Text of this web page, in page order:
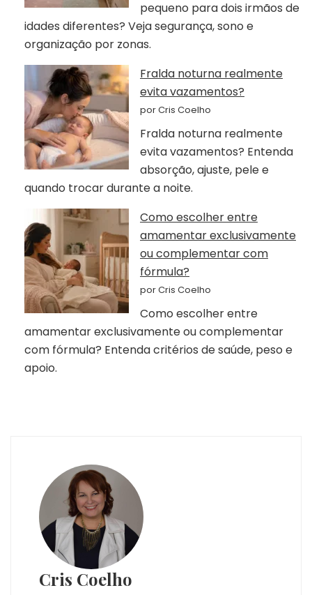
pequeno para dois irmãos de
idades diferentes? Veja segurança, sono e
organização por zonas.
Fralda noturna realmente
evita vazamentos?
por Cris Coelho
Fralda noturna realmente
evita vazamentos? Entenda
absorção, ajuste, pele e
quando trocar durante a noite.
Como escolher entre
amamentar exclusivamente
ou complementar com
fórmula?
por Cris Coelho
Como escolher entre
amamentar exclusivamente ou complementar
com fórmula? Entenda critérios de saúde, peso e
apoio.
Cris Coelho